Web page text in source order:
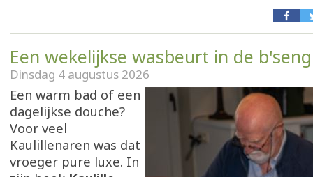
Een wekelijkse wasbeurt in de b'seng
Dinsdag 4 augustus 2026
Een warm bad of een
dagelijkse douche?
Voor veel
Kaulillenaren was dat
vroeger pure luxe. In